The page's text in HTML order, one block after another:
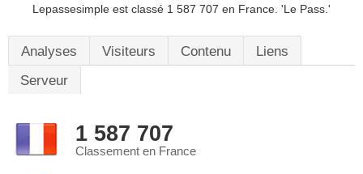
Lepassesimple est classé 1 587 707 en France. 'Le Pass.'
Analyses Visiteurs Contenu
Liens
Serveur
1 587 707
Classement en France